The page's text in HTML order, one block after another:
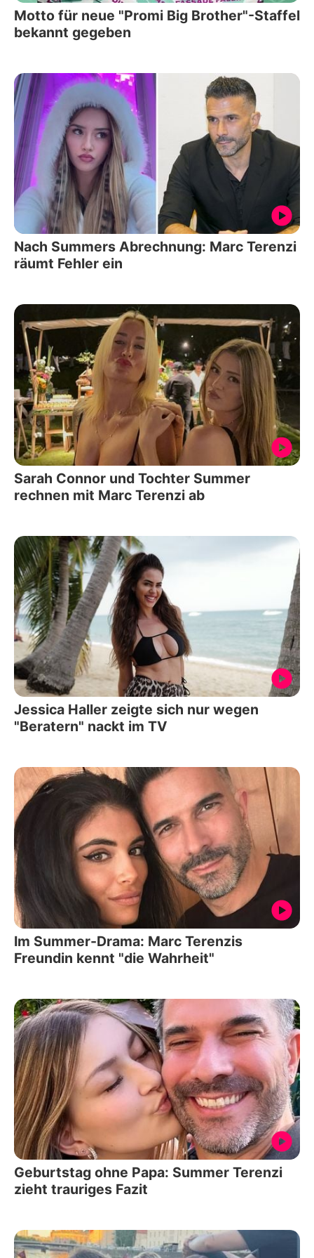
Motto für neue "Promi Big Brother"-Staffel
bekannt gegeben
Nach Summers Abrechnung: Marc Terenzi
räumt Fehler ein
Sarah Connor und Tochter Summer
rechnen mit Marc Terenzi ab
Jessica Haller zeigte sich nur wegen
"Beratern" nackt im TV
Im Summer-Drama: Marc Terenzis
Freundin kennt "die Wahrheit"
Geburtstag ohne Papa: Summer Terenzi
zieht trauriges Fazit